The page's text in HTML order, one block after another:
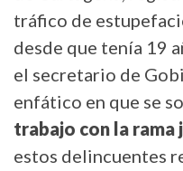
tráfico de
desde que tenía 19
el secretario de
enfático en que se
trabajo con la rama
estos delincuentes